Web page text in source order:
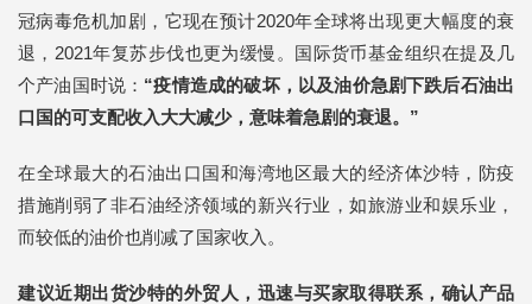
冠病毒危机加剧，它现在预计2020年全球将出现更大幅度的衰
退，2021年复苏步伐也更为缓慢。国际货币基金组织在提及几
个产油国时说： “疫情造成的破坏，以及油价急剧下跌后石油出
口国的可支配收入大大减少，意味着急剧的衰退。”
在全球最大的石油出口国和海湾地区最大的经济体沙特，防疫
措施削弱了非石油经济领域的新兴行业，如旅游业和娱乐业，
而较低的油价也削减了国家收入。
建议近期出货沙特的外贸人，迅速与买家取得联系，确认产品